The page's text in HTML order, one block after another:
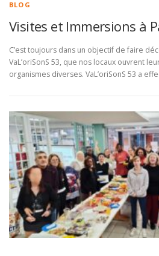
BLOG
Visites et Immersions à
C’est toujours dans un objectif de faire
VaL’oriSonS 53, que nos locaux ouvrent
organismes diverses. VaL’oriSonS 53 a